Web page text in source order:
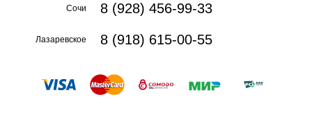
Сочи 8 (928) 456-99-33
Лазаревское 8 (918) 615-00-55